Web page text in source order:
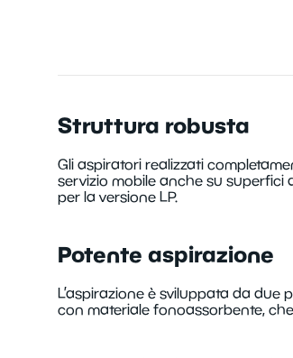
Struttura robusta
Gli aspiratori realizzati
servizio mobile anche su superfici
per la versione LP.
Potente aspirazione
L’aspirazione è sviluppata da
con materiale fonoassorbente,